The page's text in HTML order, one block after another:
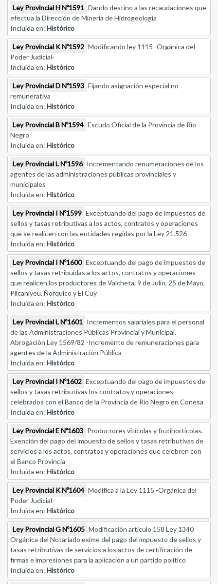
Ley Provincial H Nº1591 Dando destino a las recaudaciones que
efectua la Dirección de Minería de Hidrogeología
Incluida en: Histórico
Ley Provincial K Nº1592 Modificando ley 1115 -Orgánica del
Poder Judicial-
Incluida en: Histórico
Ley Provincial D Nº1593 Fijando asignación especial no
remunerativa
Incluida en: Histórico
Ley Provincial B Nº1594 Escudo Oficial de la Provincia de Río
Negro
Incluida en: Histórico
Ley Provincial L Nº1596 Incrementando renumeraciones de los
agentes de las administraciones públicas provinciales y
municipales
Incluida en: Histórico
Ley Provincial I Nº1599 Exceptuando del pago de impuestos de
sellos y tasas retributivas a los actos, contratos y operaciones
que se realicen con las entidades regidas por la Ley 21.526
Incluida en: Histórico
Ley Provincial I Nº1600 Exceptuando del pago de impuestos de
sellos y tasas retribuidas a los actos, contratos y operaciones
que realicen los productores de Valcheta, 9 de Julio, 25 de Mayo,
Pilcaniyeu, Ñorquico y El Cuy
Incluida en: Histórico
Ley Provincial L Nº1601 Incrementos salariales para el personal
de las Administraciones Públicas Provincial y Municipal.
Abrogación Ley 1569/82 -Incremento de remuneraciones para
agentes de la Administración Pública
Incluida en: Histórico
Ley Provincial I Nº1602 Exceptuando del pago de impuestos de
sellos y tasas retributivas los contratos y operaciones
celebrados con el Banco de la Provincia de Río Negro en Conesa
Incluida en: Histórico
Ley Provincial E Nº1603 Productores vitícolas y frutihortícolas.
Exención del pago del impuesto de sellos y tasas retributivas de
servicios a los actos, contratos y operaciones que celebren con
el Banco Provincia
Incluida en: Histórico
Ley Provincial K Nº1604 Modifíca a la Ley 1115 -Orgánica del
Poder Judicial-
Incluida en: Histórico
Ley Provincial G Nº1605 Modificación artículo 158 Ley 1340
Orgánica del Notariado exime del pago del impuesto de sellos y
tasas retributivas de servicios a los actos de certificación de
firmas e impresiones para la aplicación a un partido político
Incluida en: Histórico